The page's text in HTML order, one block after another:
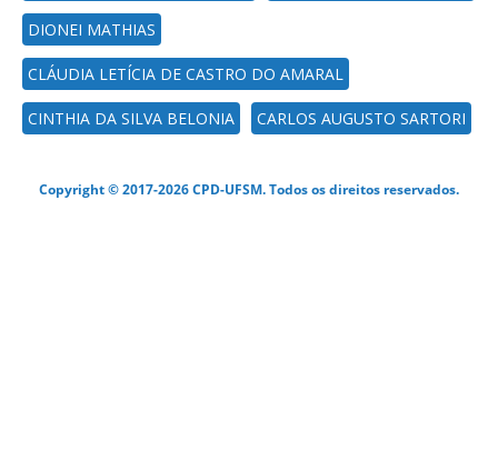
DIONEI MATHIAS
CLÁUDIA LETÍCIA DE CASTRO DO AMARAL
CINTHIA DA SILVA BELONIA CARLOS AUGUSTO SARTORI
Copyright © 2017-2026 CPD-UFSM. Todos os direitos reservados.